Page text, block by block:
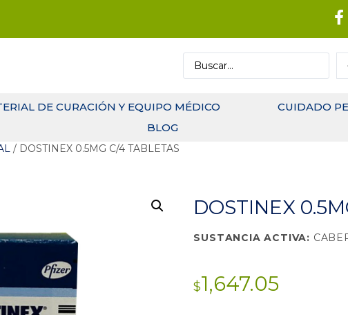
DE CURACIÓN Y EQUIPO MÉDICO CUIDADO
BLOG
/ DOSTINEX 0.5MG C/4 TABLETAS
DOSTINEX
SUSTANCIA ACTIVA:
$1,647.05